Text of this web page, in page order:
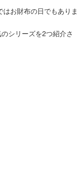
お財布の日でもありま
シリーズを2つ紹介さ